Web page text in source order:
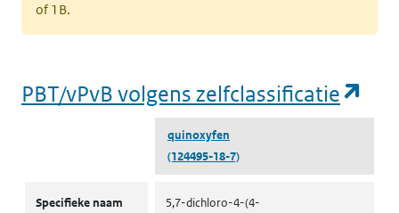
of 1B.
PBT/vPvB volgens zelfclassificatie
quinoxyfen
(124495-18-7)
Specifieke naam
5,7-dichloro-4-(4-